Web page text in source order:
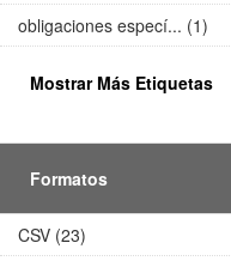
obligaciones especí... (1)
Mostrar Más Etiquetas
Formatos
CSV (23)